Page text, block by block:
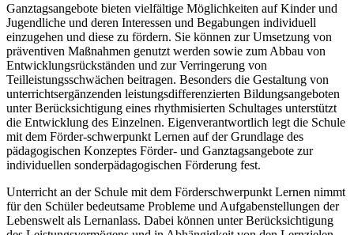
Ganztagsangebote bieten vielfältige Möglichkeiten auf Kinder und
Jugendliche und deren Interessen und Begabungen individuell
einzugehen und diese zu fördern. Sie können zur Umsetzung von
präventiven Maßnahmen genutzt werden sowie zum Abbau von
Entwicklungsrückständen und zur Verringerung von
Teilleistungsschwächen beitragen. Besonders die Gestaltung von
unterrichtsergänzenden leistungsdifferenzierten Bildungsangeboten
unter Berücksichtigung eines rhythmisierten Schultages unterstützt
die Entwicklung des Einzelnen. Eigenverantwortlich legt die Schule
mit dem Förder-schwerpunkt Lernen auf der Grundlage des
pädagogischen Konzeptes Förder- und Ganztagsangebote zur
individuellen sonderpädagogischen Förderung fest.
Unterricht an der Schule mit dem Förderschwerpunkt Lernen nimmt
für den Schüler bedeutsame Probleme und Aufgabenstellungen der
Lebenswelt als Lernanlass. Dabei können unter Berücksichtigung